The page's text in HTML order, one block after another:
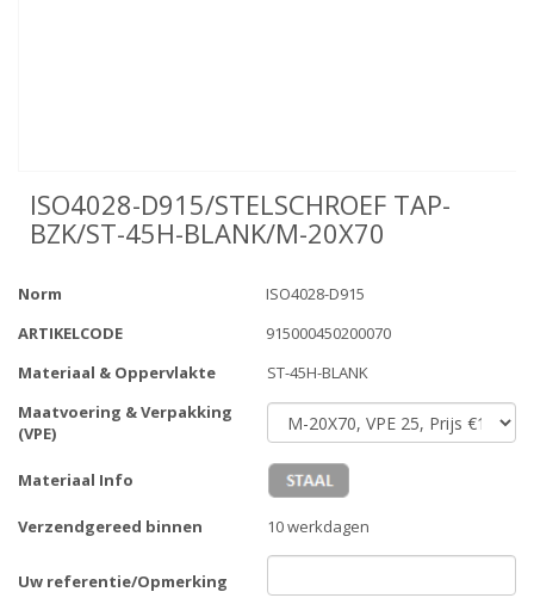
ISO4028-D915/STELSCHROEF TAP-
BZK/ST-45H-BLANK/M-20X70
Norm
ISO4028-D915
ARTIKELCODE
915000450200070
Materiaal & Oppervlakte
ST-45H-BLANK
Maatvoering & Verpakking
(VPE)
Materiaal Info
Verzendgereed binnen 10 werkdagen
Uw referentie/Opmerking